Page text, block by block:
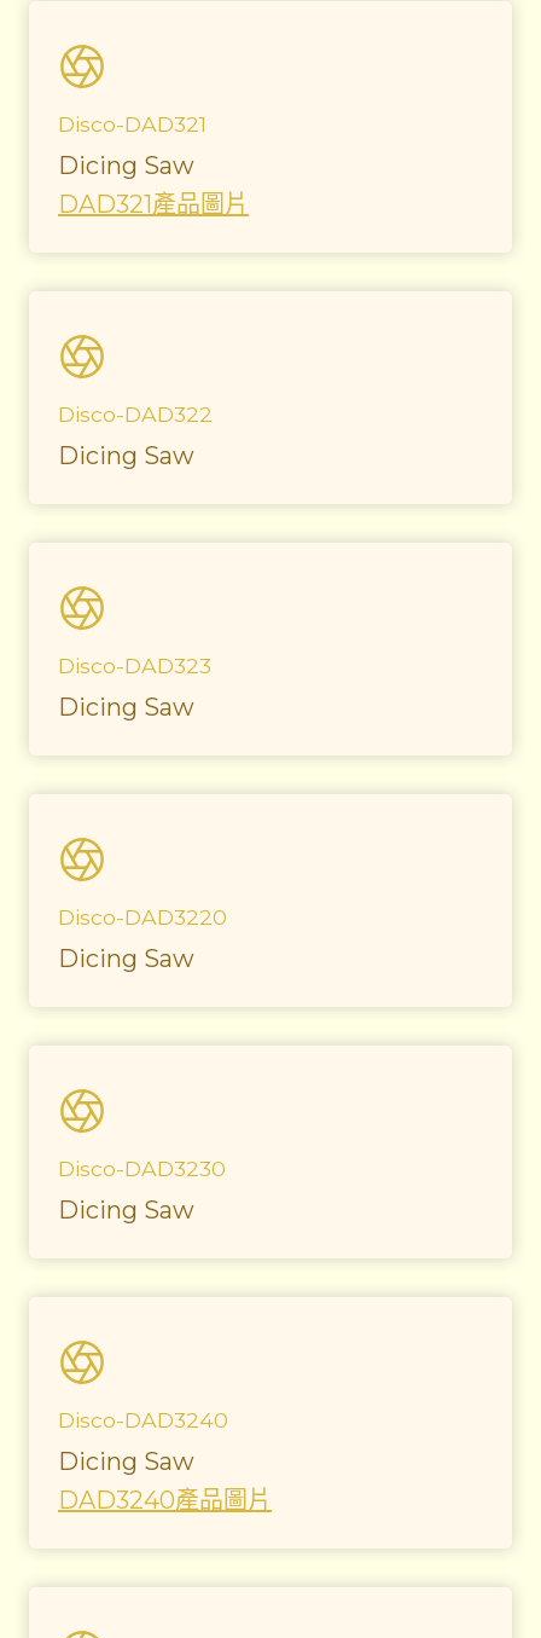
Disco-DAD321
Dicing Saw
DAD321產品圖片
Disco-DAD322
Dicing Saw
Disco-DAD323
Dicing Saw
Disco-DAD3220
Dicing Saw
Disco-DAD3230
Dicing Saw
Disco-DAD3240
Dicing Saw
DAD3240產品圖片